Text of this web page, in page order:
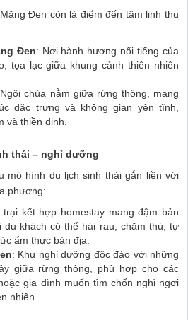
Đen còn là điểm đến tâm linh thu
Đen: Nơi hành hương nổi tiếng của
tọa lạc giữa khung cảnh thiên nhiên
chùa nằm giữa rừng thông, mang
đặc trưng và không gian yên tĩnh,
và thiền định.
thái – nghỉ dưỡng
mô hình du lịch sinh thái gắn liền với
phương:
trại kết hợp homestay mang đậm bản
du khách có thể hái rau, chăm thú, tự
ẩm thực bản địa.
: Khu nghỉ dưỡng độc đáo với những
giữa rừng thông, phù hợp cho các
gia đình muốn tìm chốn nghỉ ngơi
nhiên.